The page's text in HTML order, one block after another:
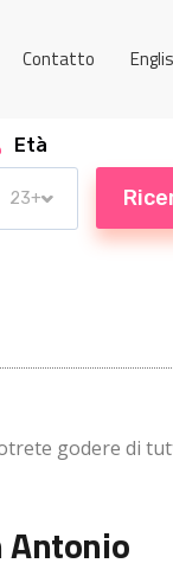
Contatto
Età
godere di
Antonio